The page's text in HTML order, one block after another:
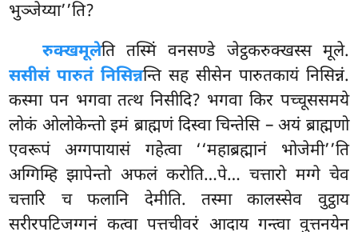
भुञ्जेय्या’’ति?
रुक्खमूलेति तस्मिं वनसण्डे जेट्ठकरुक्खस्स मूले.
ससीसं पारुतं निसिन्नन्ति सह सीसेन पारुतकायं निसिन्नं.
कस्मा पन भगवा तत्थ निसीदि? भगवा किर पच्चूससमये
लोकं ओलोकेन्तो इमं ब्राह्मणं दिस्वा चिन्तेसि – अयं ब्राह्मणो
एवरूपं अग्गपायासं गहेत्वा ‘‘महाब्रह्मानं भोजेमी’’ति
अग्गिम्हि झापेन्तो अफलं करोति…पे… चत्तारो मग्गे चेव
चत्तारि च फलानि देमीति. तस्मा कालस्सेव वुट्ठाय
सरीरपटिजग्गनं कत्वा पत्तचीवरं आदाय गन्त्वा वुत्तनयेन